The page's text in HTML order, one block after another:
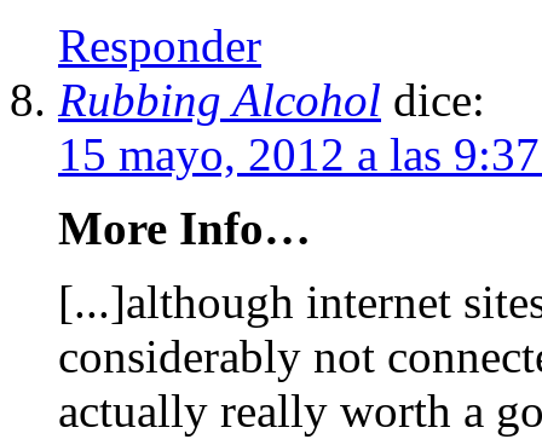
Responder
Rubbing Alcohol dice:
15 mayo, 2012 a las
More Info…
[...]although internet
considerably not
actually really worth a